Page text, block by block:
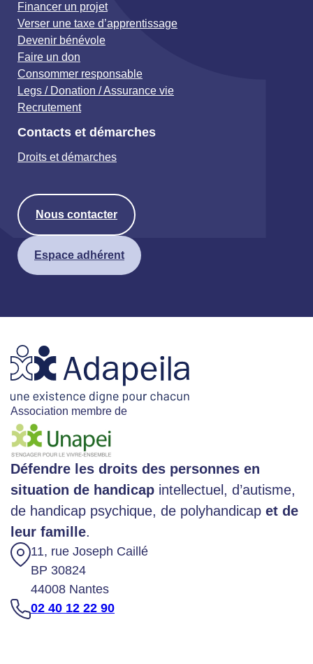
Financer un projet
Verser une taxe d’apprentissage
Devenir bénévole
Faire un don
Consommer responsable
Legs / Donation / Assurance vie
Recrutement
Contacts et démarches
Droits et démarches
Nous contacter
Espace adhérent
Association membre de
Défendre les droits des personnes en
situation de handicap intellectuel, d’autisme,
de handicap psychique, de polyhandicap et de
leur famille.
11, rue Joseph Caillé
BP 30824
44008 Nantes
02 40 12 22 90